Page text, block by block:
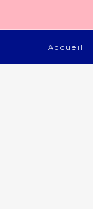
Accueil